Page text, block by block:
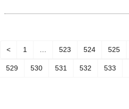
< 1 … 523 524 525
529 530 531 532 533